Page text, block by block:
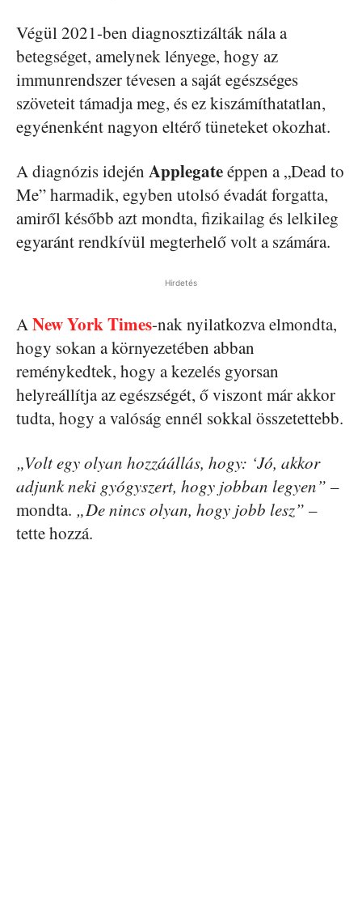
Végül 2021-ben diagnosztizálták nála a
betegséget, amelynek lényege, hogy az
immunrendszer tévesen a saját egészséges
szöveteit támadja meg, és ez kiszámíthatatlan,
egyénenként nagyon eltérő tüneteket okozhat.
A diagnózis idején Applegateéppen a „Dead to
Me” harmadik, egyben utolsó évadát forgatta,
amiről később azt mondta, fizikailag és lelkileg
egyaránt rendkívül megterhelő volt a számára.
Hirdetés
ANew York Times-nak nyilatkozva elmondta,
hogy sokan a környezetében abban
reménykedtek, hogy a kezelés gyorsan
helyreállítja az egészségét, ő viszont már akkor
tudta, hogy a valóság ennél sokkal összetettebb.
„Volt egy olyan hozzáállás, hogy: ‘Jó, akkor
adjunk neki gyógyszert, hogy jobban legyen” –
mondta. „De nincs olyan, hogy jobb lesz” –
tette hozzá.